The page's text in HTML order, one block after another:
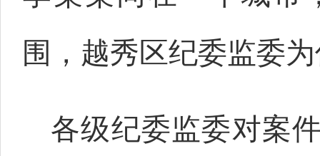
围，越秀区纪委监委
各级纪委监委对案